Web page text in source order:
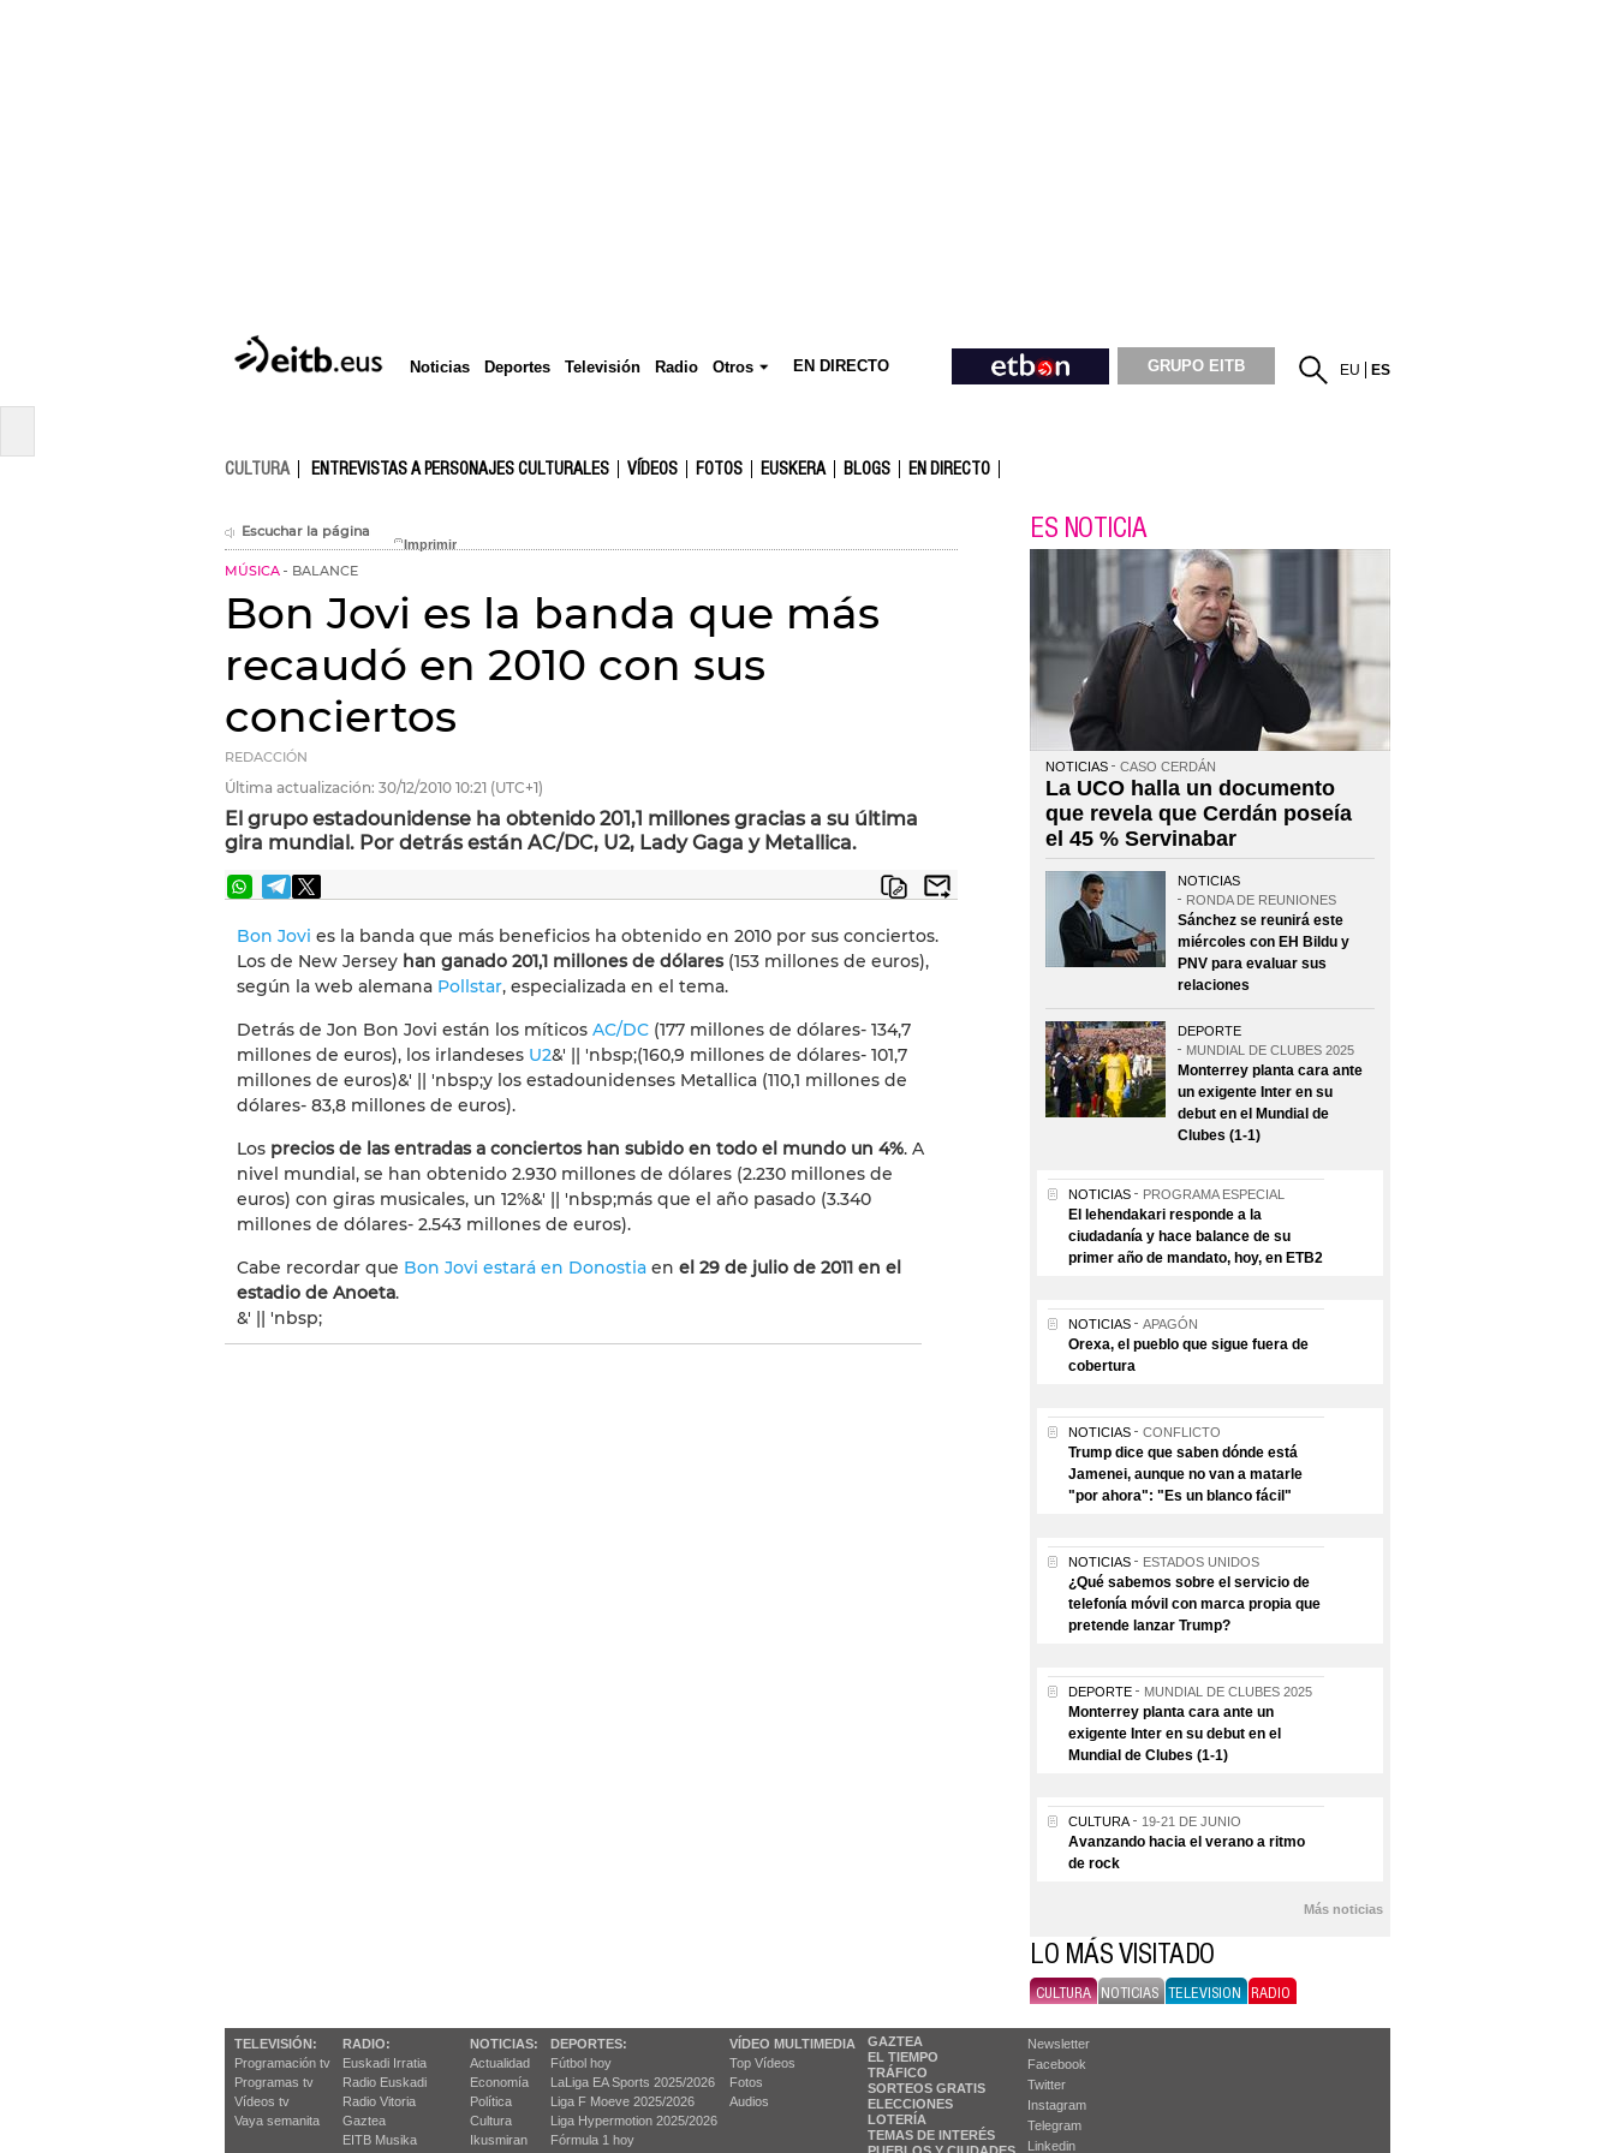
Noticias Deportes Televisión Radio Otros EN DIRECTO GRUPO EITB EU ES
CULTURA ENTREVISTAS A PERSONAJES CULTURALES VÍDEOS FOTOS EUSKERA BLOGS EN DIRECTO
Escuchar la página
MÚSICA BALANCE
Bon Jovi es la banda que más
recaudó en 2010 con sus
conciertos
REDACCIÓN
Última actualización: 30/12/2010 10:21 (UTC+1)
El grupo estadounidense ha obtenido 201,1 millones gracias a su última
gira mundial. Por detrás están AC/DC, U2, Lady Gaga y Metallica.
Bon Jovi es la banda que más beneficios ha obtenido en 2010 por sus conciertos.
Los de New Jersey han ganado 201,1 millones de dólares(153 millones de euros),
según la web alemana Pollstar, especializada en el tema.
Detrás de Jon Bon Jovi están los míticos AC/DC (177 millones de dólares- 134,7
millones de euros), los irlandeses U2&' || 'nbsp;(160,9 millones de dólares- 101,7
millones de euros)&' || 'nbsp;y los estadounidenses Metallica (110,1 millones de
dólares- 83,8 millones de euros).
Los precios de las entradas a conciertos han subido en todo el mundo un 4%. A
nivel mundial, se han obtenido 2.930 millones de dólares (2.230 millones de
euros) con giras musicales, un 12%&' || 'nbsp;más que el año pasado (3.340
millones de dólares- 2.543 millones de euros).
Cabe recordar que Bon Jovi estará en Donostia en el 29 de julio de 2011 en el
estadio de Anoeta.
&' || 'nbsp;
ES NOTICIA
NOTICIAS CASO CERDÁN
La UCO halla un documento
que revela que Cerdán poseía
el 45 % Servinabar
NOTICIAS
RONDA DE REUNIONES
Sánchez se reunirá este
miércoles con EH Bildu y
PNV para evaluar sus
relaciones
DEPORTE
MUNDIAL DE CLUBES 2025
Monterrey planta cara ante
un exigente Inter en su
debut en el Mundial de
Clubes (1-1)
NOTICIAS PROGRAMA ESPECIAL
El lehendakari responde a la
ciudadanía y hace balance de su
primer año de mandato, hoy, en ETB2
NOTICIAS APAGÓN
Orexa, el pueblo que sigue fuera de
cobertura
NOTICIAS CONFLICTO
Trump dice que saben dónde está
Jamenei, aunque no van a matarle
"por ahora": "Es un blanco fácil"
NOTICIAS ESTADOS UNIDOS
¿Qué sabemos sobre el servicio de
telefonía móvil con marca propia que
pretende lanzar Trump?
DEPORTE MUNDIAL DE CLUBES 2025
Monterrey planta cara ante un
exigente Inter en su debut en el
Mundial de Clubes (1-1)
CULTURA 19-21 DE JUNIO
Avanzando hacia el verano a ritmo
de rock
Más noticias
LO MÁS VISITADO
CULTURA NOTICIAS TELEVISION RADIO
TELEVISIÓN:
Programación tv
Programas tv
Vídeos tv
Vaya semanita
RADIO:
Euskadi Irratia
Radio Euskadi
Radio Vitoria
Gaztea
EITB Musika
NOTICIAS:
Actualidad
Economía
Política
Cultura
Ikusmiran
DEPORTES:
Fútbol hoy
LaLiga EA Sports 2025/2026
Liga F Moeve 2025/2026
Liga Hypermotion 2025/2026
Fórmula 1 hoy
VÍDEO MULTIMEDIA
Top Vídeos
Fotos
Audios
GAZTEA
EL TIEMPO
TRÁFICO
SORTEOS GRATIS
ELECCIONES
LOTERÍA
TEMAS DE INTERÉS
Newsletter
Facebook
Twitter
Instagram
Telegram
Linkedin